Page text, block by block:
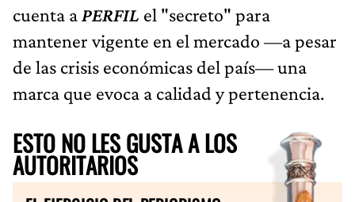
cuenta aPERFIL el "secreto" para
mantener vigente en el mercado —a pesar
de las crisis económicas del país— una
marca que evoca a calidad y pertenencia.
ESTO NO LES GUSTA A LOS
AUTORITARIOS